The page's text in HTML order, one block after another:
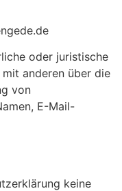
oder juristische
anderen über die
von
E-Mail-
keine